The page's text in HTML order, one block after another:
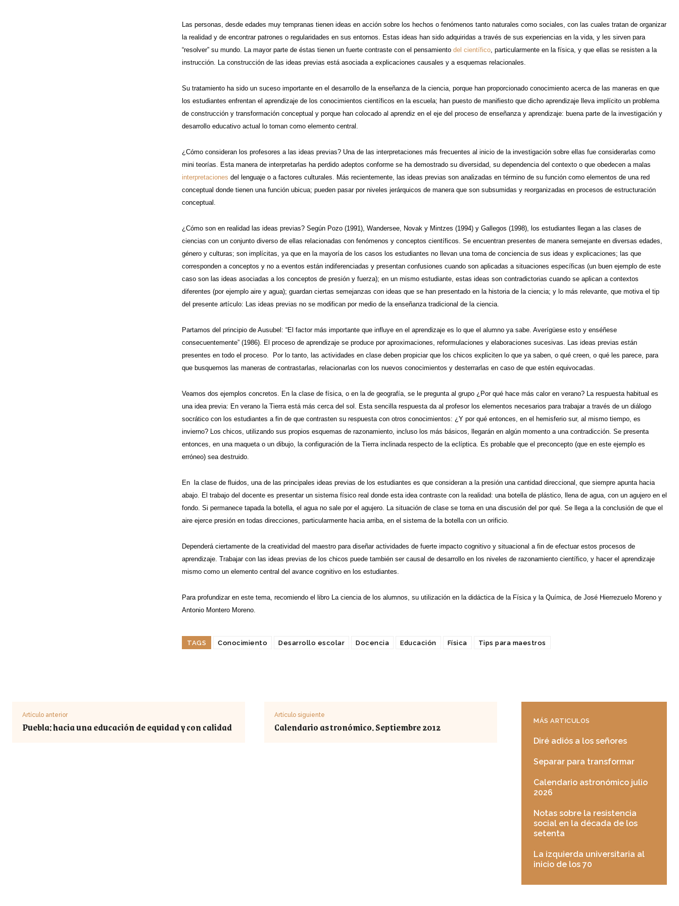
Las personas, desde edades muy tempranas tienen ideas en acción sobre los hechos o fenómenos tanto naturales como sociales, con las cuales tratan de organizar
la realidad y de encontrar patrones o regularidades en sus entornos. Estas ideas han sido adquiridas a través de sus experiencias en la vida, y les sirven para
“resolver” su mundo. La mayor parte de éstas tienen un fuerte contraste con el pensamiento del científico , particularmente en la física, y que ellas se resisten a la
instrucción. La construcción de las ideas previas está asociada a explicaciones causales y a esquemas relacionales.
Su tratamiento ha sido un suceso importante en el desarrollo de la enseñanza de la ciencia, porque han proporcionado conocimiento acerca de las maneras en que
los estudiantes enfrentan el aprendizaje de los conocimientos científicos en la escuela; han puesto de manifiesto que dicho aprendizaje lleva implícito un problema
de construcción y transformación conceptual y porque han colocado al aprendiz en el eje del proceso de enseñanza y aprendizaje: buena parte de la investigación y
desarrollo educativo actual lo toman como elemento central.
¿Cómo consideran los profesores a las ideas previas? Una de las interpretaciones más frecuentes al inicio de la investigación sobre ellas fue considerarlas como
mini teorías. Esta manera de interpretarlas ha perdido adeptos conforme se ha demostrado su diversidad, su dependencia del contexto o que obedecen a malas
interpretaciones del lenguaje o a factores culturales. Más recientemente, las ideas previas son analizadas en término de su función como elementos de una red
conceptual donde tienen una función ubicua; pueden pasar por niveles jerárquicos de manera que son subsumidas y reorganizadas en procesos de estructuración
conceptual.
¿Cómo son en realidad las ideas previas? Según Pozo (1991), Wandersee, Novak y Mintzes (1994) y Gallegos (1998), los estudiantes llegan a las clases de
ciencias con un conjunto diverso de ellas relacionadas con fenómenos y conceptos científicos. Se encuentran presentes de manera semejante en diversas edades,
género y culturas; son implícitas, ya que en la mayoría de los casos los estudiantes no llevan una toma de conciencia de sus ideas y explicaciones; las que
corresponden a conceptos y no a eventos están indiferenciadas y presentan confusiones cuando son aplicadas a situaciones específicas (un buen ejemplo de este
caso son las ideas asociadas a los conceptos de presión y fuerza); en un mismo estudiante, estas ideas son contradictorias cuando se aplican a contextos
diferentes (por ejemplo aire y agua); guardan ciertas semejanzas con ideas que se han presentado en la historia de la ciencia; y lo más relevante, que motiva el tip
del presente artículo: Las ideas previas no se modifican por medio de la enseñanza tradicional de la ciencia.
Partamos del principio de Ausubel: “El factor más importante que influye en el aprendizaje es lo que el alumno ya sabe. Averígüese esto y enséñese
consecuentemente” (1986). El proceso de aprendizaje se produce por aproximaciones, reformulaciones y elaboraciones sucesivas. Las ideas previas están
presentes en todo el proceso. Por lo tanto, las actividades en clase deben propiciar que los chicos expliciten lo que ya saben, o qué creen, o qué les parece, para
que busquemos las maneras de contrastarlas, relacionarlas con los nuevos conocimientos y desterrarlas en caso de que estén equivocadas.
Veamos dos ejemplos concretos. En la clase de física, o en la de geografía, se le pregunta al grupo ¿Por qué hace más calor en verano? La respuesta habitual es
una idea previa: En verano la Tierra está más cerca del sol. Esta sencilla respuesta da al profesor los elementos necesarios para trabajar a través de un diálogo
socrático con los estudiantes a fin de que contrasten su respuesta con otros conocimientos: ¿Y por qué entonces, en el hemisferio sur, al mismo tiempo, es
invierno? Los chicos, utilizando sus propios esquemas de razonamiento, incluso los más básicos, llegarán en algún momento a una contradicción. Se presenta
entonces, en una maqueta o un dibujo, la configuración de la Tierra inclinada respecto de la eclíptica. Es probable que el preconcepto (que en este ejemplo es
erróneo) sea destruido.
En la clase de fluidos, una de las principales ideas previas de los estudiantes es que consideran a la presión una cantidad direccional, que siempre apunta hacia
abajo. El trabajo del docente es presentar un sistema físico real donde esta idea contraste con la realidad: una botella de plástico, llena de agua, con un agujero en el
fondo. Si permanece tapada la botella, el agua no sale por el agujero. La situación de clase se torna en una discusión del por qué. Se llega a la conclusión de que el
aire ejerce presión en todas direcciones, particularmente hacia arriba, en el sistema de la botella con un orificio.
Dependerá ciertamente de la creatividad del maestro para diseñar actividades de fuerte impacto cognitivo y situacional a fin de efectuar estos procesos de
aprendizaje. Trabajar con las ideas previas de los chicos puede también ser causal de desarrollo en los niveles de razonamiento científico, y hacer el aprendizaje
mismo como un elemento central del avance cognitivo en los estudiantes.
Para profundizar en este tema, recomiendo el libro La ciencia de los alumnos, su utilización en la didáctica de la Física y la Química, de José Hierrezuelo Moreno y
Antonio Montero Moreno.
TAGS Conocimiento Desarrollo escolar Docencia Educación Física Tips para maestros
Artículo anterior
Puebla: hacia una educación de equidad y con calidad
Artículo siguiente
Calendario astronómico. Septiembre 2012 MÁS ARTICULOS
Diré adiós a los señores
Separar para transformar
Calendario astronómico julio
2026
Notas sobre la resistencia
social en la década de los
setenta
La izquierda universitaria al
inicio de los 70